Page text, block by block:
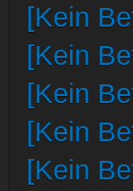
[Kein
[Kein
[Kein
[Kein
[Kein